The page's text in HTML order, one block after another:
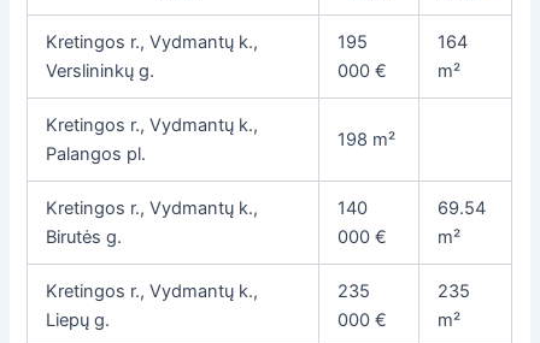
Kretingos r., Vydmantų k.,
Verslininkų g.
195
000 €
164
m²
Kretingos r., Vydmantų k.,
Palangos pl.
198 m²
Kretingos r., Vydmantų k.,
Birutės g.
140
000 €
69.54
m²
Kretingos r., Vydmantų k.,
Liepų g.
235
000 €
235
m²